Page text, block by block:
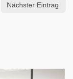
Nächster Eintrag